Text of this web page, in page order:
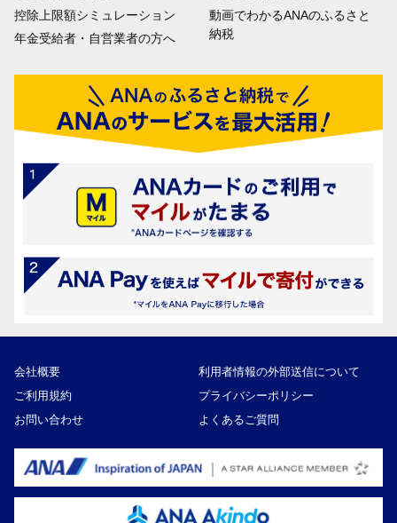
控除上限額シミュレーション
年金受給者・自営業者の方へ
動画でわかるANAのふるさと
納税
会社概要
利用者情報の外部送信について
ご利用規約
プライバシーポリシー
お問い合わせ
よくあるご質問